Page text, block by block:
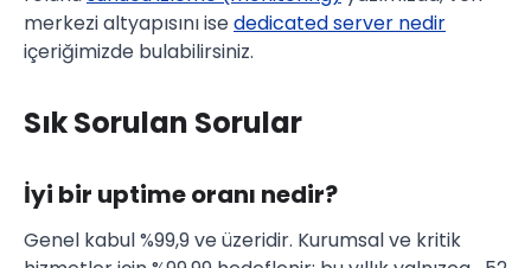
merkezi altyapısını isededicated server nedir
içeriğimizde bulabilirsiniz.
Sık Sorulan Sorular
İyi bir uptime oranı nedir?
Genel kabul %99,9 ve üzeridir. Kurumsal ve kritik